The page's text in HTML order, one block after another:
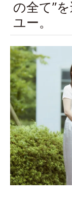
の全て”
ユー。